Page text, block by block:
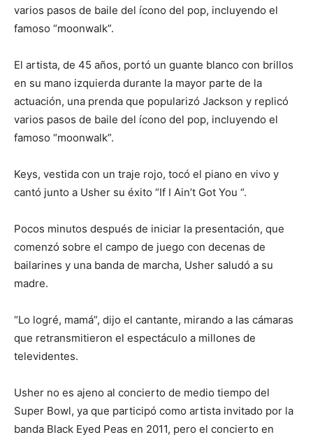
varios pasos de baile del ícono del pop, incluyendo el
famoso “moonwalk”.
El artista, de 45 años, portó un guante blanco con brillos
en su mano izquierda durante la mayor parte de la
actuación, una prenda que popularizó Jackson y replicó
varios pasos de baile del ícono del pop, incluyendo el
famoso “moonwalk”.
Keys, vestida con un traje rojo, tocó el piano en vivo y
cantó junto a Usher su éxito “If I Ain’t Got You “.
Pocos minutos después de iniciar la presentación, que
comenzó sobre el campo de juego con decenas de
bailarines y una banda de marcha, Usher saludó a su
madre.
“Lo logré, mamá”, dijo el cantante, mirando a las cámaras
que retransmitieron el espectáculo a millones de
televidentes.
Usher no es ajeno al concierto de medio tiempo del
Super Bowl, ya que participó como artista invitado por la
banda Black Eyed Peas en 2011, pero el concierto en